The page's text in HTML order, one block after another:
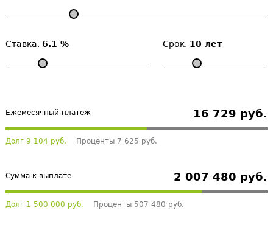
Ставка, 6.1 % Срок, 10 лет
Ежемесячный платеж 16 729 руб.
Долг 9 104 руб. Проценты 7 625 руб.
Сумма к выплате 2 007 480 руб.
Долг 1 500 000 руб. Проценты 507 480 руб.